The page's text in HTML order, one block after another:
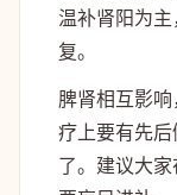
温补肾阳为
复。
脾肾相互影
疗上要有先
了。建议大